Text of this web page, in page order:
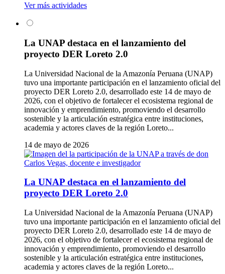
Ver más actividades
La UNAP destaca en el lanzamiento del
proyecto DER Loreto 2.0
La Universidad Nacional de la Amazonía Peruana (UNAP)
tuvo una importante participación en el lanzamiento oficial del
proyecto DER Loreto 2.0, desarrollado este 14 de mayo de
2026, con el objetivo de fortalecer el ecosistema regional de
innovación y emprendimiento, promoviendo el desarrollo
sostenible y la articulación estratégica entre instituciones,
academia y actores claves de la región Loreto...
14 de mayo de 2026
La UNAP destaca en el lanzamiento del
proyecto DER Loreto 2.0
La Universidad Nacional de la Amazonía Peruana (UNAP)
tuvo una importante participación en el lanzamiento oficial del
proyecto DER Loreto 2.0, desarrollado este 14 de mayo de
2026, con el objetivo de fortalecer el ecosistema regional de
innovación y emprendimiento, promoviendo el desarrollo
sostenible y la articulación estratégica entre instituciones,
academia y actores claves de la región Loreto...